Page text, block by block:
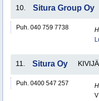
10. Situra Group Oy
Puh. 040 759 7738
11. Situra Oy
Puh. 0400 547 257